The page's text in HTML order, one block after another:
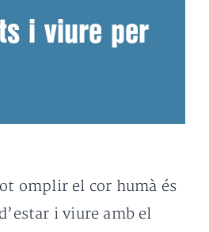
i viure per
omplir el cor humà és
i viure amb el